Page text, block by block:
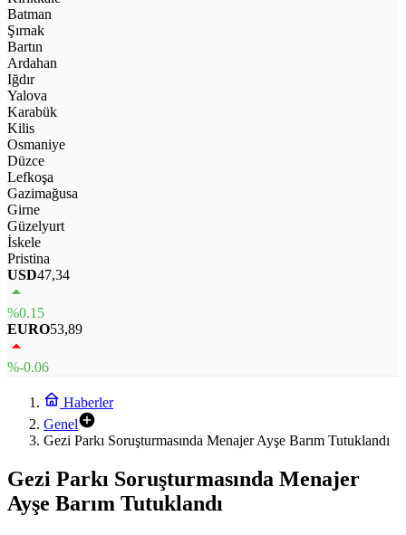
Batman
Şırnak
Bartın
Ardahan
Iğdır
Yalova
Karabük
Kilis
Osmaniye
Düzce
Lefkoşa
Gazimağusa
Girne
Güzelyurt
İskele
Pristina
USD47,34
%0.15
EURO53,89
%-0.06
Haberler
Genel
Gezi Parkı Soruşturmasında Menajer Ayşe Barım Tutuklandı
Gezi Parkı Soruşturmasında Menajer
Ayşe Barım Tutuklandı